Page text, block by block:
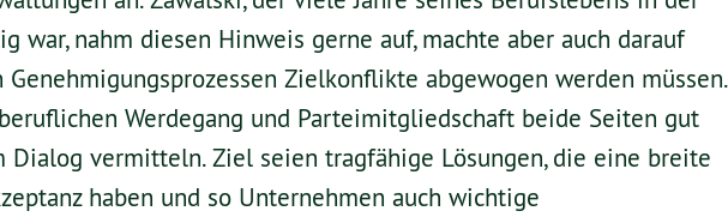
war, nahm diesen Hinweis gerne auf, machte aber auch darauf
Genehmigungsprozessen Zielkonflikte abgewogen werden müssen.
Werdegang und Parteimitgliedschaft beide Seiten gut
Dialog vermitteln. Ziel seien tragfähige Lösungen, die eine breite
haben und so Unternehmen auch wichtige